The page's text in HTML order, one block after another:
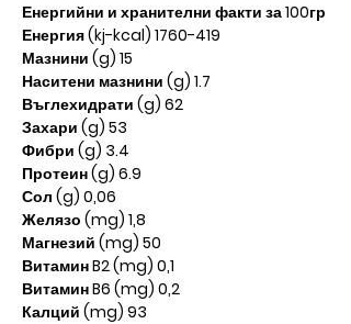
Енергийни и хранителни факти за 100гр
Енергия (kj-kcal) 1760-419
Мазнини (g) 15
Наситени мазнини (g) 1.7
Въглехидрати (g) 62
Захари (g) 53
Фибри (g) 3.4
Протеин (g) 6.9
Сол (g) 0,06
Желязо (mg) 1,8
Магнезий (mg) 50
Витамин B2 (mg) 0,1
Витамин B6 (mg) 0,2
Калций (mg) 93